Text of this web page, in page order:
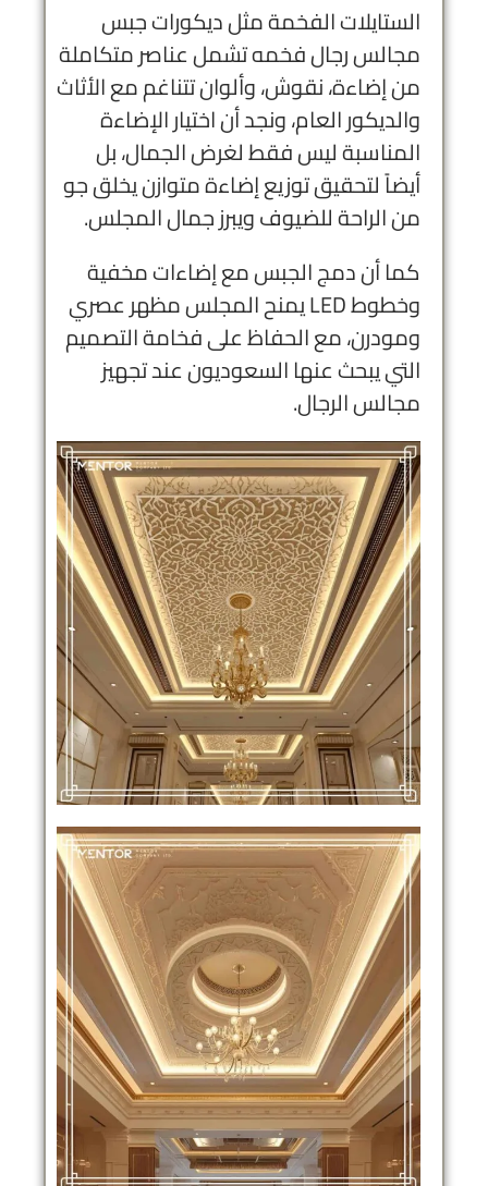
الستايلات الفخمة مثل ديكورات جبس
مجالس رجال فخمه تشمل عناصر متكاملة
من إضاءة، نقوش، وألوان تتناغم مع الأثاث
والديكور العام، ونجد أن اختيار الإضاءة
المناسبة ليس فقط لغرض الجمال، بل
أيضاً لتحقيق توزيع إضاءة متوازن يخلق جو
من الراحة للضيوف ويبرز جمال المجلس.
كما أن دمج الجبس مع إضاءات مخفية
وخطوط LED يمنح المجلس مظهر عصري
ومودرن، مع الحفاظ على فخامة التصميم
التي يبحث عنها السعوديون عند تجهيز
مجالس الرجال.